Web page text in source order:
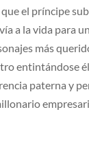
que el príncipe
a la vida para
más
entintándose
paterna y